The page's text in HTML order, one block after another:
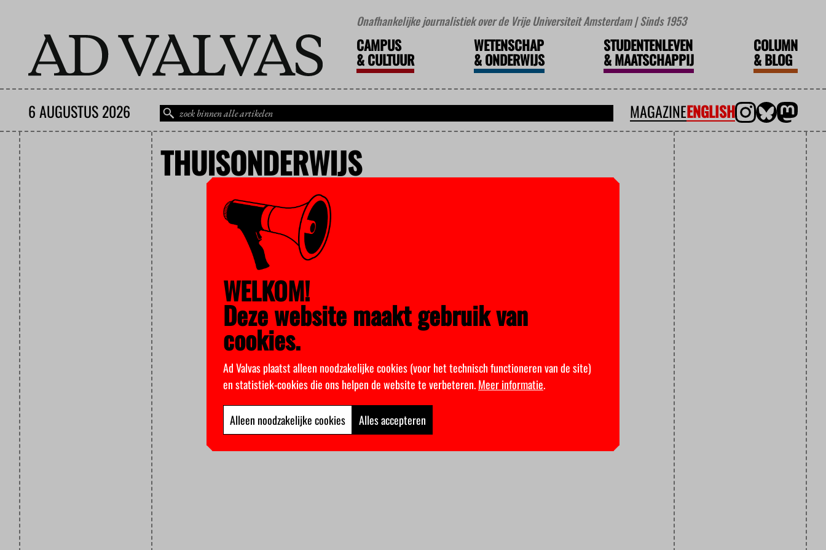
Onafhankelijke journalistiek over de Vrije Universiteit Amsterdam | Sinds 1953
CAMPUS
&CULTUUR
WETENSCHAP
&ONDERWIJS
STUDENTENLEVEN
&MAATSCHAPPIJ
COLUMN
&BLOG
6 AUGUSTUS 2026 MAGAZINEENGLISH
THUISONDERWIJS
WELKOM!
Deze website maakt gebruik van
cookies.
Ad Valvas plaatst alleen noodzakelijke cookies (voor het technisch functioneren van de site)
en statistiek-cookies die ons helpen de website te verbeteren.Meer informatie.
Alleen noodzakelijke cookies Alles accepteren